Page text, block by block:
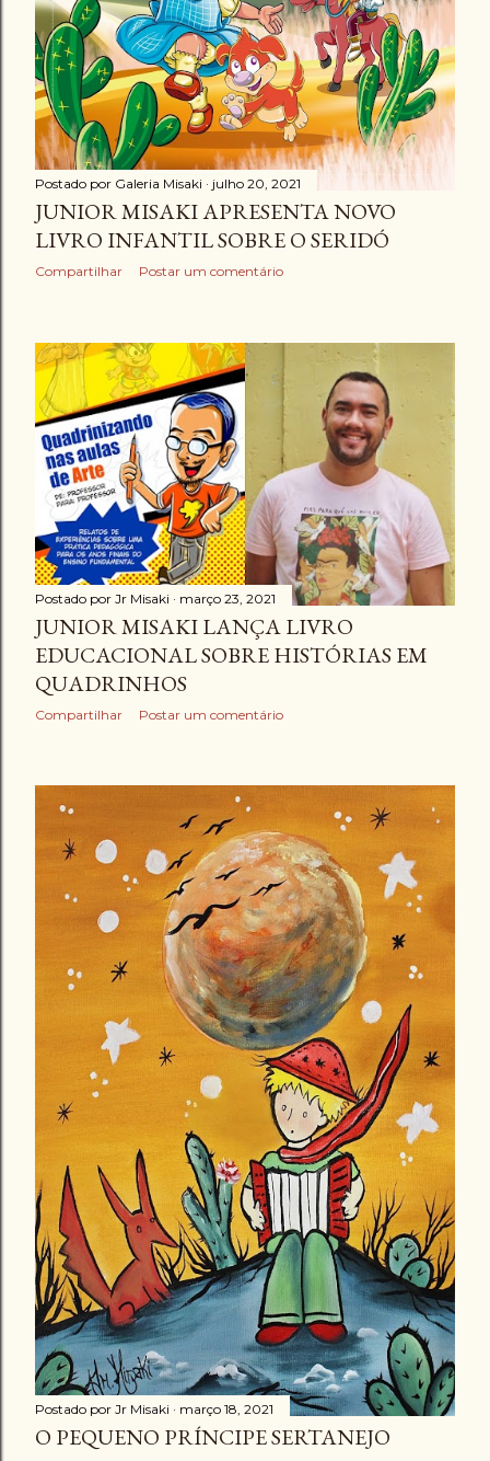
Postado por Galeria Misaki julho 20, 2021
JUNIOR MISAKI APRESENTA NOVO
LIVRO INFANTIL SOBRE O SERIDÓ
Compartilhar Postar um comentário
Postado por Jr Misaki março 23, 2021
JUNIOR MISAKI LANÇA LIVRO
EDUCACIONAL SOBRE HISTÓRIAS EM
QUADRINHOS
Compartilhar Postar um comentário
Postado por Jr Misaki março 18, 2021
O PEQUENO PRÍNCIPE SERTANEJO